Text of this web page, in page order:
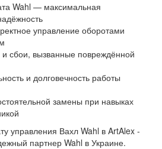
Wahl — максимальная
управление оборотами
сбои, вызванные повреждённой
и долговечность работы
замены при навыках
управления Вахл Wahl в ArtAlex -
партнер Wahl в Украине.